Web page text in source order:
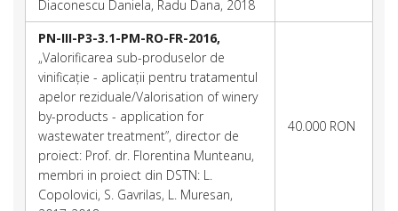
Diaconescu Daniela, Radu Dana, 2018
PN-III-P3-3.1-PM-RO-FR-2016,
„Valorificarea sub-produselor de
vinificație - aplicații pentru tratamentul
apelor reziduale/Valorisation of winery
by-products - application for
wastewater treatment”, director de
proiect: Prof. dr. Florentina Munteanu,
membri in proiect din DSTN: L.
Copolovici, S. Gavrilas, L. Muresan,
40.000 RON